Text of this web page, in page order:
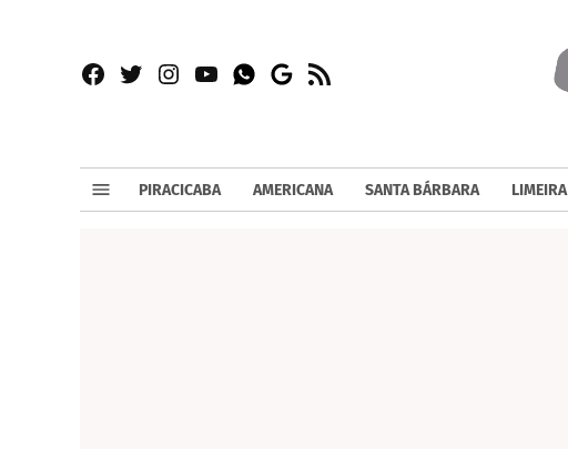
Facebook
TwitterInstagram
YouTubeWhatsapp
Google
RSS
PIRACICABA AMERICANA SANTA BÁRBARA LIMEIRA